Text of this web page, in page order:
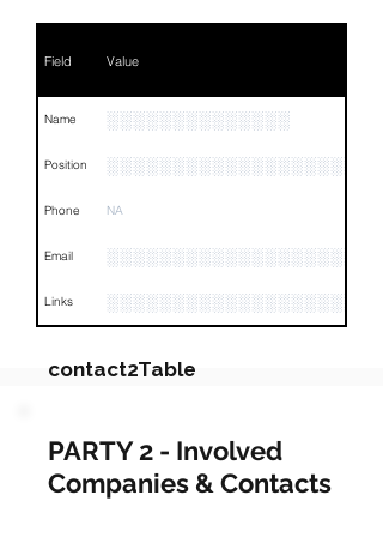
Field Value
Name ░░░░░░░░░░░░░░
Position
Phone NA
Email
Links
contact2Table
Field Value
Name
PARTY 2 - Involved
Companies & Contacts